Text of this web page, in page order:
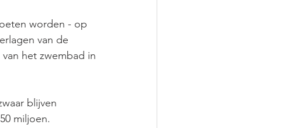
worden - op
van de
het zwembad in
blijven
miljoen.